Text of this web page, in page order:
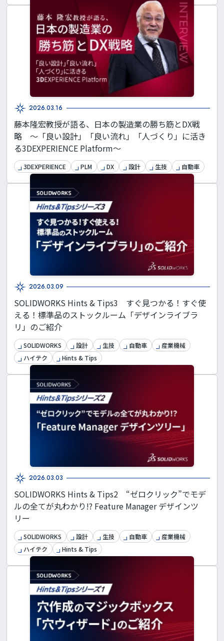
2026.03.16
藤本隆宏教授が語る、日本の製造業の勝ち筋とDX戦
略 ～「良い設計」「良い流れ」「人づくり」に活き
る3DEXPERIENCE Platform～
3DEXPERIENCE PLM DX 設計 生技 自動車
2026.03.09
SOLIDWORKS Hints & Tips3 すぐ見つかる！すぐ使
える！標準品のストックルーム「デザインライブラ
リ」のご紹介
SOLIDWORKS 設計 生技 自動車
産業機械
ハイテク
Hints & Tips
2026.03.03
SOLIDWORKS Hints & Tips2 “ゼロクリック”でモデ
ルの全てが丸わかり!? Feature Manager デザインツ
リー
SOLIDWORKS 設計 生技 自動車
産業機械
ハイテク
Hints & Tips